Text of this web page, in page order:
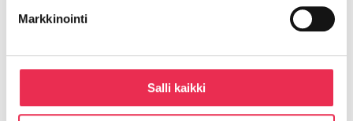
Markkinointi
Salli kaikki
Riikku asennusohjeet
Ohjeiden päivitykset
Parvekkeen tolpattoman kaiteen asennus
Parvekelasien asennus
R3 Alakantoisen pystypuitteettoman lasituksen